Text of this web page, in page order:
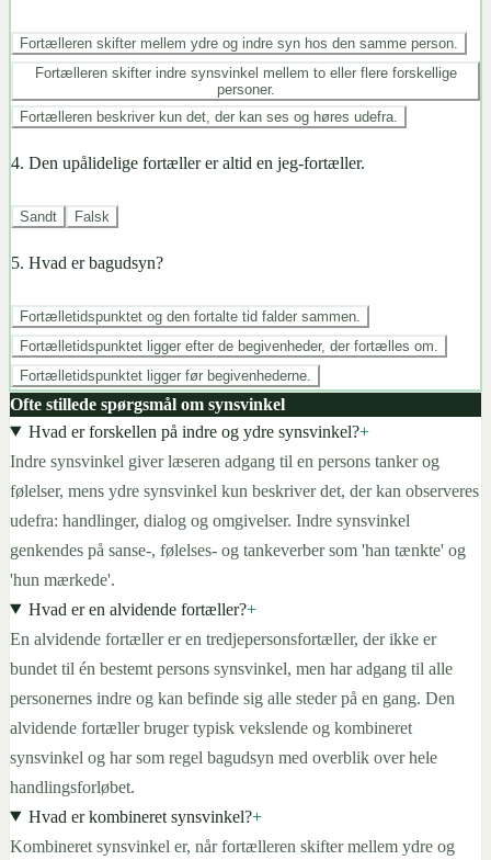
Fortælleren skifter mellem ydre og indre syn hos den samme person.
Fortælleren skifter indre synsvinkel mellem to eller flere forskellige
personer.
Fortælleren beskriver kun det, der kan ses og høres udefra.
4. Den upålidelige fortæller er altid en jeg-fortæller.
Sandt Falsk
5. Hvad er bagudsyn?
Fortælletidspunktet og den fortalte tid falder sammen.
Fortælletidspunktet ligger efter de begivenheder, der fortælles om.
Fortælletidspunktet ligger før begivenhederne.
Ofte stillede spørgsmål om synsvinkel
Hvad er forskellen på indre og ydre synsvinkel?+
Indre synsvinkel giver læseren adgang til en persons tanker og
følelser, mens ydre synsvinkel kun beskriver det, der kan observeres
udefra: handlinger, dialog og omgivelser. Indre synsvinkel
genkendes på sanse-, følelses- og tankeverber som 'han tænkte' og
'hun mærkede'.
Hvad er en alvidende fortæller?+
En alvidende fortæller er en tredjepersonsfortæller, der ikke er
bundet til én bestemt persons synsvinkel, men har adgang til alle
personernes indre og kan befinde sig alle steder på en gang. Den
alvidende fortæller bruger typisk vekslende og kombineret
synsvinkel og har som regel bagudsyn med overblik over hele
handlingsforløbet.
Hvad er kombineret synsvinkel?+
Kombineret synsvinkel er, når fortælleren skifter mellem ydre og